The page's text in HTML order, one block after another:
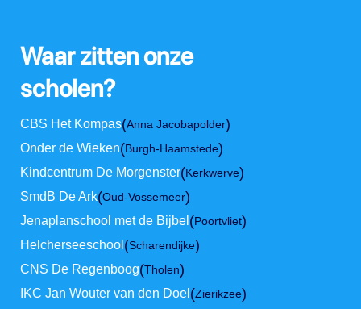
Waar zitten onze
scholen?
CBS Het Kompas(Anna Jacobapolder)
Onder de Wieken(Burgh-Haamstede)
Kindcentrum De Morgenster(Kerkwerve)
SmdB De Ark(Oud-Vossemeer)
Jenaplanschool met de Bijbel (Poortvliet)
Helcherseeschool (Scharendijke)
CNS De Regenboog(Tholen)
IKC Jan Wouter van den Doel (Zierikzee)